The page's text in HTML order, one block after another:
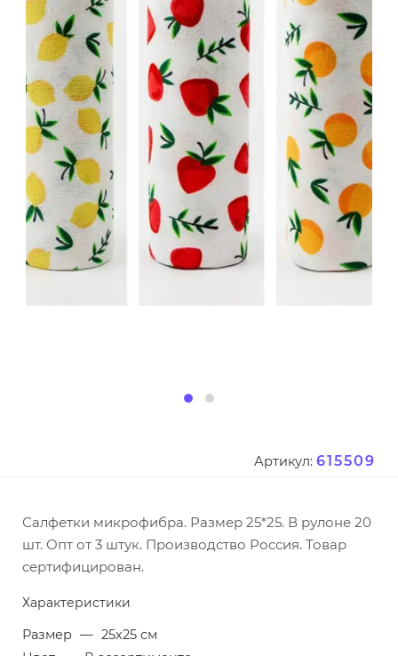
Артикул: 615509
Салфетки микрофибра. Размер 25*25. В рулоне 20
шт. Опт от 3 штук. Производство Россия. Товар
сертифицирован.
Характеристики
Размер — 25х25 см